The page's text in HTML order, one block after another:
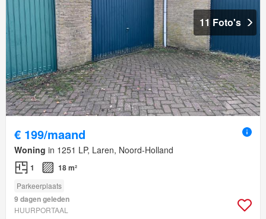
11 Foto's
€ 199/maand
Woning in 1251 LP, Laren, Noord-Holland
1 18 m²
Parkeerplaats
9 dagen geleden
HUURPORTAAL